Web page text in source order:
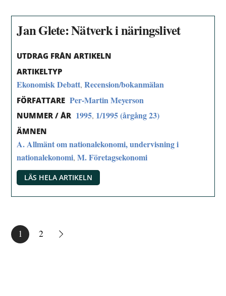
Jan Glete: Nätverk i näringslivet
UTDRAG FRÅN ARTIKELN
ARTIKELTYP
Ekonomisk Debatt,Recension/bokanmälan
FÖRFATTARE Per-Martin Meyerson
NUMMER / ÅR 1995, 1/1995 (årgång 23)
ÄMNEN
A. Allmänt om nationalekonomi, undervisning i
nationalekonomi,M. Företagsekonomi
LÄS HELA ARTIKELN
1 2